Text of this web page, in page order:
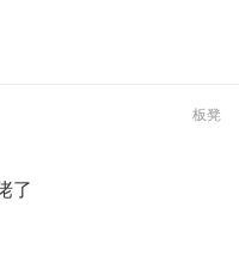
板凳
了